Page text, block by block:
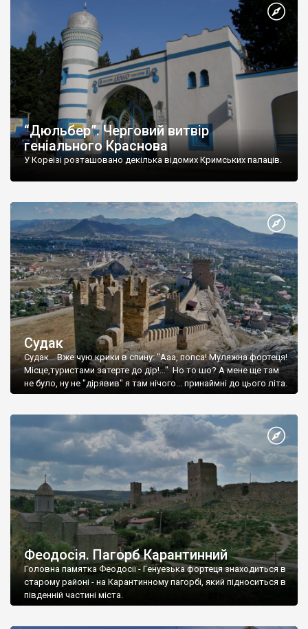
“Дюльбер”. Черговий витвір
геніального Краснова
У Кореїзі розташовано декілька відомих Кримських палаців.
Судак
Судак... Вже чую крики в спину: "Ааа, попса! Муляжна фортеця!
Місце,туристами затерте до дір!..." Но то шо? А мене ще там
не було, ну не "дірявив" я там нічого... принаймні до цього літа.
Феодосія. Пагорб Карантинний
Головна памятка Феодосії - Генуезька фортеця знаходиться в
старому районі - на Карантинному пагорбі, який підноситься в
південній частині міста.